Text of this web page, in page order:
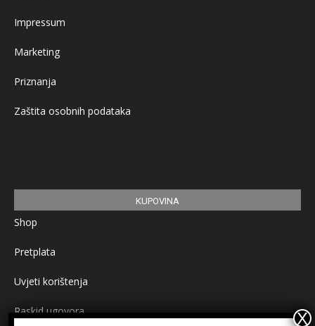
Impressum
Marketing
Priznanja
Zaštita osobnih podataka
KUPOVINA
Shop
Pretplata
Uvjeti korištenja
Raskid ugovora